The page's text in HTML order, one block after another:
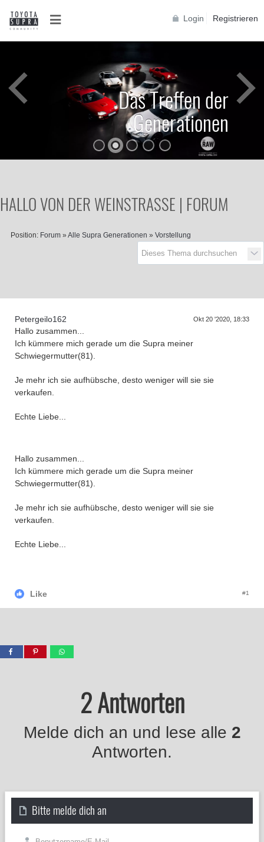
Login Registrieren
D
a
s
T
r
e
f
f
e
n
d
e
r
G
e
n
e
r
a
t
i
o
n
e
n
Das Treffen der
Generationen
HALLO VON DER WEINSTRASSE | FORUM
Position: Forum » Alle Supra Generationen » Vorstellung
Petergeilo162 Okt 20 '2020, 18:33
Hallo zusammen...
Ich kümmere mich gerade um die Supra meiner
Schwiegermutter(81).
Je mehr ich sie aufhübsche, desto weniger will sie sie
verkaufen.
Echte Liebe...
Hallo zusammen...
Ich kümmere mich gerade um die Supra meiner
Schwiegermutter(81).
Je mehr ich sie aufhübsche, desto weniger will sie sie
verkaufen.
Echte Liebe...
Like #1
2 Antworten
Melde dich an und lese alle 2
Antworten.
Bitte melde dich an